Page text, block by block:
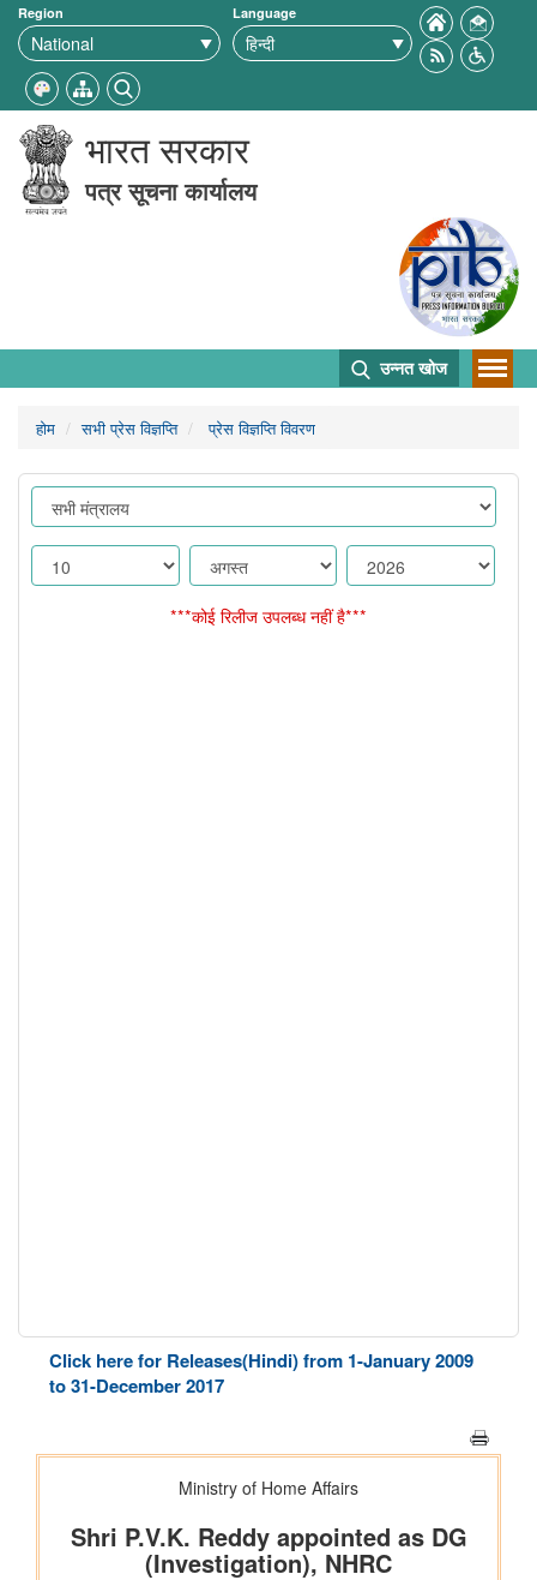
Region Language
भारत सरकार
पत्र सूचना कार्यालय
उन्नत खोज
होम सभी प्रेस विज्ञप्ति प्रेस विज्ञप्ति विवरण
***कोई रिलीज उपलब्ध नहीं है***
Click here for Releases(Hindi) from 1-January 2009
to 31-December 2017